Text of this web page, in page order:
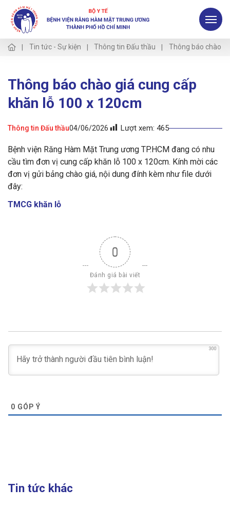
Tin tức - Sự kiện Thông tin Đấu thầu Thông báo chào
Thông báo chào giá cung cấp
khăn lỗ 100 x 120cm
Thông tin Đấu thầu04/06/2026 Lượt xem: 465
Bệnh viện Răng Hàm Mặt Trung ương TP.HCM đang có nhu
cầu tìm đơn vị cung cấp khăn lỗ 100 x 120cm. Kính mời các
đơn vị gửi bảng chào giá, nội dung đính kèm như file dưới
đây:
TMCG khăn lỗ
0
Đánh giá bài viết
300
0 GÓP Ý
Tin tức khác